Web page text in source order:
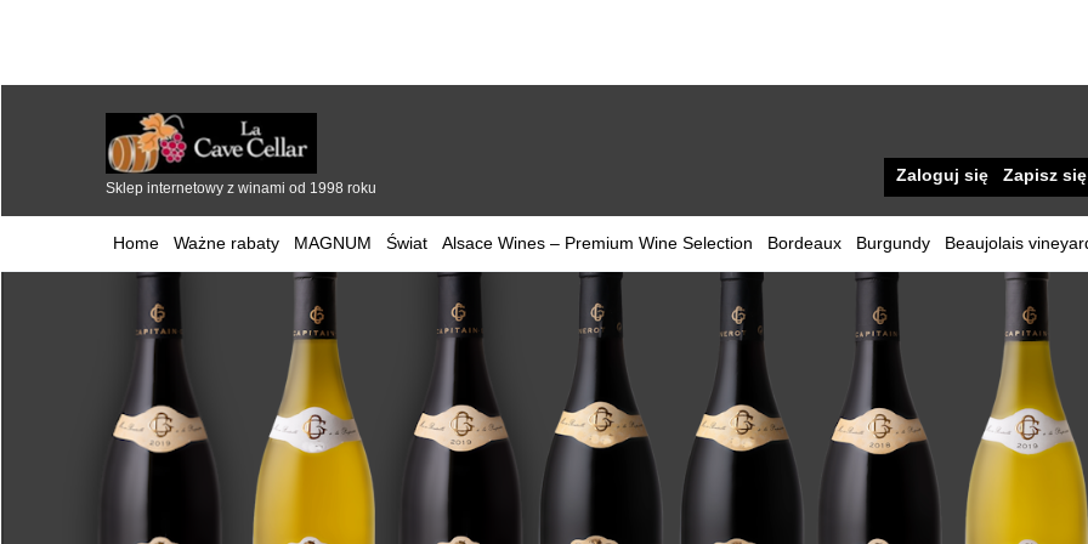
Sklep internetowy z winami od 1998 roku
Zaloguj się Zapisz się
Home Ważne rabaty MAGNUM Świat Alsace Wines – Premium Wine Selection Bordeaux Burgundy Beaujolais